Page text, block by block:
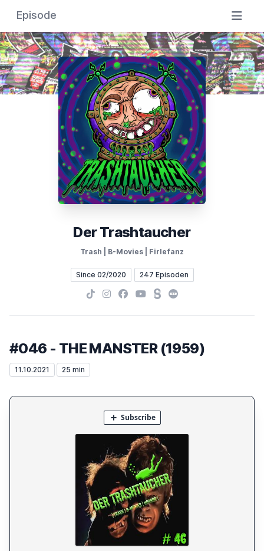
Episode
Der Trashtaucher
Trash | B-Movies | Firlefanz
Since 02/2020 247 Episoden
TikTokInstagram
Facebook
YouTube
SteadyLetterboxd
#046 - THE MANSTER (1959)
11.10.2021 25 min